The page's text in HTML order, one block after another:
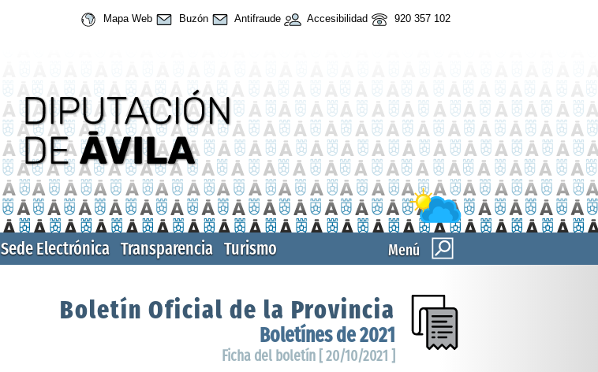
Mapa Web Buzón Antifraude Accesibilidad 920 357 102
Menú
Sede Electrónica Transparencia Turismo
Boletín Oficial de la Provincia
Boletínes de 2021
Ficha del boletín [ 20/10/2021 ]